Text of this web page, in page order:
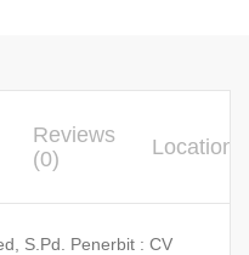
Reviews
(0)
Location
S.Pd. Penerbit : CV